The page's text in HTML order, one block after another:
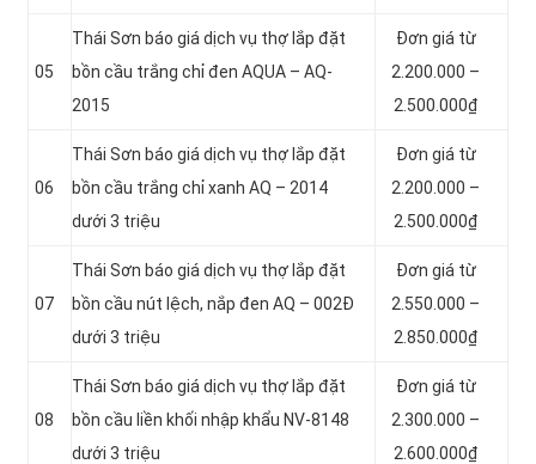
05
Thái Sơn báo giá dịch vụ thợ lắp đặt
bồn cầu trắng chỉ đen AQUA – AQ-
2015
Đơn giá từ
2.200.000 –
2.500.000₫
06
Thái Sơn báo giá dịch vụ thợ lắp đặt
bồn cầu trắng chỉ xanh AQ – 2014
dưới 3 triệu
Đơn giá từ
2.200.000 –
2.500.000₫
07
Thái Sơn báo giá dịch vụ thợ lắp đặt
bồn cầu nút lệch, nắp đen AQ – 002Đ
dưới 3 triệu
Đơn giá từ
2.550.000 –
2.850.000₫
08
Thái Sơn báo giá dịch vụ thợ lắp đặt
bồn cầu liền khối nhập khẩu NV-8148
dưới 3 triệu
Đơn giá từ
2.300.000 –
2.600.000₫